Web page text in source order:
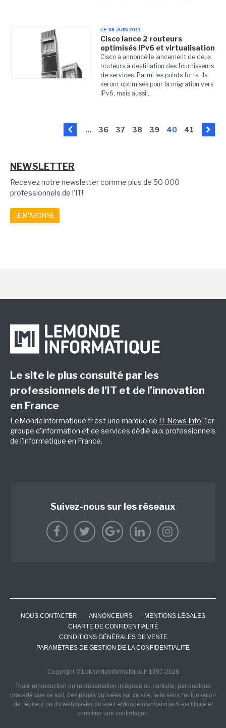
LE 09 JUIN 2011
Cisco lance 2 routeurs
optimisés IPv6 et virtualisation
Cisco a annoncé le lancement de deux
routeurs à destination des fournisseurs
de services. Parmi les points forts, ils
seront optimisés pour la migration vers
IPv6, mais aussi...
... 36 37 38 39 40 41
NEWSLETTER
Recevez notre newsletter comme plus de 50 000
professionnels de l'IT!
JE M'ABONNE
Le site le plus consulté par les
professionnels de l’IT et de l’innovation
en France
LeMondeInformatique.fr est une marque de IT News Info, 1er
groupe d'information et de services dédié aux professionnels
de l'informatique en France.
Suivez-nous sur les réseaux
NOUS CONTACTER ANNONCEURS
MENTIONS LÉGALES
CHARTE DE CONFIDENTIALITÉ
CONDITIONS GÉNÉRALES DE VENTE
PARAMÈTRES DE GESTION DE LA CONFIDENTIALITÉ
Copyright © LeMondeInformatique.fr 1997-2026
Toute reproduction ou représentation intégrale ou partielle, par quelque
procédé que ce soit, des pages publiées sur ce site, faite sans l'autorisation
de l'éditeur ou du webmaster du site LeMondeInformatique.fr est illicite et
constitue une contrefaçon.